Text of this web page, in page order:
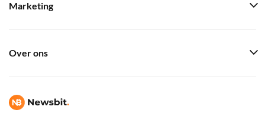
Marketing
Over ons